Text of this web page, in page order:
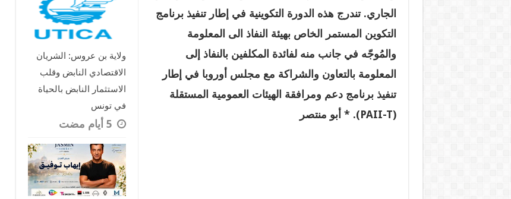
ولاية بن عروس: الشريان
الاقتصادي النابض وقلب
الاستثمار النابض بالحياة
في تونس
الجاري.تندرج هذه الدورة التكوينية في إطار تنفيذ برنامج
التكوين المستمر الخاص بهيئة النفاذ الى المعلومة
والمُوجّه في جانب منه لفائدة المكلفين بالنفاذ إلى
المعلومة بالتعاون والشراكة مع مجلس أوروبا في إطار
تنفيذ برنامج دعم ومرافقة الهيئات العمومية المستقلة
(PAII-T). *
أبو منتصر